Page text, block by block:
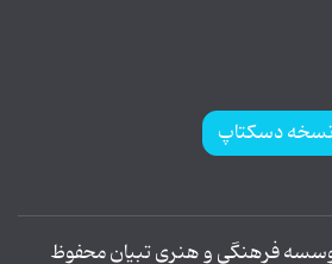
نسخه دسکتاپ
فرهنگی و هنری تبیان محفوظ